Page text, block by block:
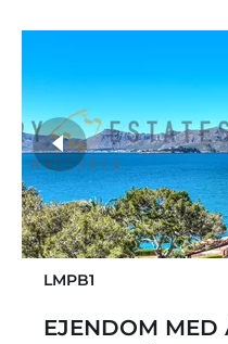
LMPB1
EJENDOM MED